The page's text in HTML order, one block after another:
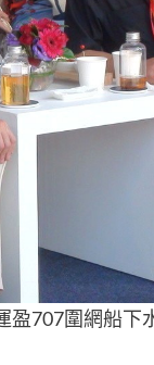
707圍網船下